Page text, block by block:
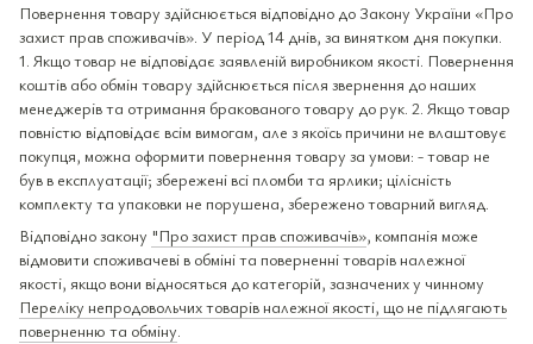
Повернення товару здійснюється відповідно до Закону України «Про
захист прав споживачів». У період 14 днів, за винятком дня покупки.
1. Якщо товар не відповідає заявленій виробником якості. Повернення
коштів або обмін товару здійснюється після звернення до наших
менеджерів та отримання бракованого товару до рук. 2. Якщо товар
повністю відповідає всім вимогам, але з якоїсь причини не влаштовує
покупця, можна оформити повернення товару за умови: - товар не
був в експлуатації; збережені всі пломби та ярлики; цілісність
комплекту та упаковки не порушена, збережено товарний вигляд.
Відповідно закону "Про захист прав споживачів», компанія може
відмовити споживачеві в обміні та поверненні товарів належної
якості, якщо вони відносяться до категорій, зазначених у чинному
Переліку непродовольчих товарів належної якості, що не підлягають
поверненню та обміну.